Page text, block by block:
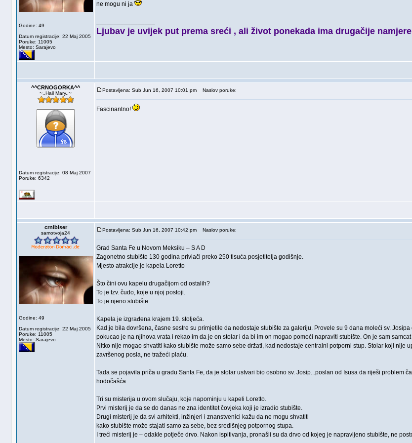
Godine: 49
Datum registracije: 22 Maj 2005
Poruke: 11005
Mesto: Sarajevo
ne mogu ni ja
Ljubav je uvijek put prema sreći , ali život ponekada ima drugačije
^^CRNOGORKA^^
~..Hail Mary..~
Datum registracije: 08 Maj 2007
Poruke: 6342
Postavljena: Sub Jun 16, 2007 10:01 pm Naslov poruke:
Fascinantno!
crnibiser
samotvoja24
Godine: 49
Datum registracije: 22 Maj 2005
Poruke: 11005
Mesto: Sarajevo
Postavljena: Sub Jun 16, 2007 10:42 pm Naslov poruke:
Grad Santa Fe u Novom Meksiku – S A D
Zagonetno stubište 130 godina privlači preko 250 tisuća posjetitelja godišnje.
Mjesto atrakcije je kapela Loretto
Što čini ovu kapelu drugačijom od ostalih?
To je tzv. čudo, koje u njoj postoji.
To je njeno stubište.
Kapela je izgrađena krajem 19. stoljeća.
Kad je bila dovršena, časne sestre su primjetile da nedostaje stubište za galeriju. Provele su 9 dana moleći sv.
pokucao je na njihova vrata i rekao im da je on stolar i da bi im on mogao pomoći napraviti stubište. On je sam
Nitko nije mogao shvatiti kako stubište može samo sebe držati, kad nedostaje centralni potporni stup. Stolar koji
završenog posla, ne tražeći plaću.
Tada se pojavila priča u gradu Santa Fe, da je stolar ustvari bio osobno sv. Josip...poslan od Isusa da riješi problem
hodočašća.
Tri su misterija u ovom slučaju, koje napominju u kapeli Loretto.
Prvi misterij je da se do danas ne zna identitet čovjeka koji je izradio stubište.
Drugi misterij je da svi arhitekti, inžinjeri i znanstvenici kažu da ne mogu shvatiti
kako stubište može stajati samo za sebe, bez središnjeg potpornog stupa.
I treći misterij je – odakle potječe drvo. Nakon ispitivanja, pronašli su da drvo od kojeg je napravljeno stubište, ne